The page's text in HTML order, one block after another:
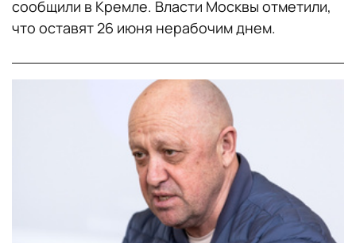
сообщили в Кремле. Власти Москвы отметили,
что оставят 26 июня нерабочим днем.